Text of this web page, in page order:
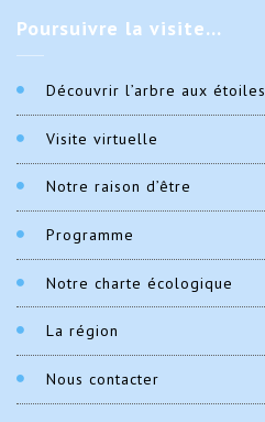
Poursuivre la visite…
Découvrir l’arbre aux étoiles
Visite virtuelle
Notre raison d’être
Programme
Notre charte écologique
La région
Nous contacter